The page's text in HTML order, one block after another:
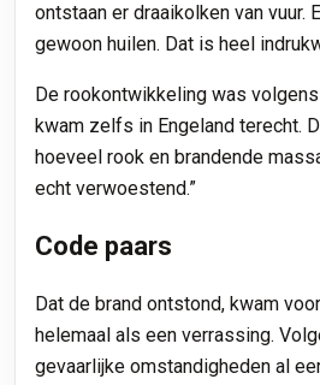
ontstaan er draaikolken van vuur.
gewoon huilen. Dat is heel
De rookontwikkeling was volgens
kwam zelfs in Engeland terecht.
hoeveel rook en brandende
echt verwoestend.”
Code paars
Dat de brand ontstond, kwam
helemaal als een verrassing.
gevaarlijke omstandigheden al